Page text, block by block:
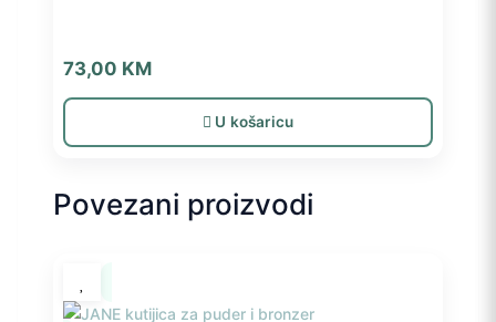
73,00 KM
U košaricu
Povezani proizvodi